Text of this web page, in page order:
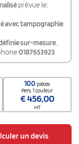
prévue le:
avec tampographie
sur-mesure,
0187653923
100 pièces
Pers. 1 couleur
€456,00
HT
un devis